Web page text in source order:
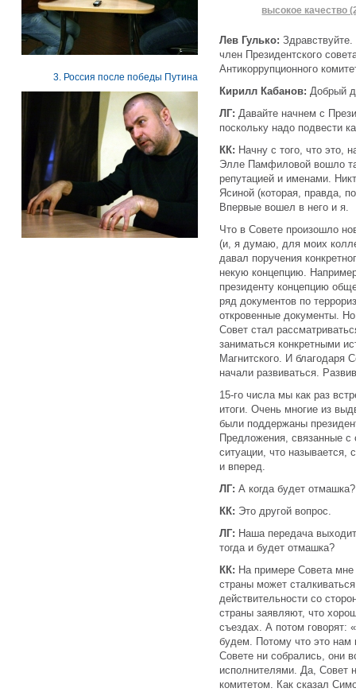
3. Россия после победы Путина
высокое качество
Лев Гулько:
член Президентского
Антикоррупционного
Кирилл Кабанов: Добрый
ЛГ: Давайте начнем с
поскольку надо подвести
КК: Начну с того, что это,
Элле Памфиловой вошло
репутацией и именами.
Ясиной (которая, правда,
Впервые вошел в него и я.
Что в Совете произошло
(и, я думаю, для моих
давал поручения
некую концепцию.
президенту концепцию
ряд документов по
откровенные документы.
Совет стал
заниматься конкретными
Магнитского. И благодаря
начали развиваться.
15-го числа мы как раз
итоги. Очень многие из
были поддержаны
Предложения, связанные
ситуации, что
и вперед.
ЛГ: А когда будет отмашка?
КК: Это другой вопрос.
ЛГ: Наша передача
тогда и будет отмашка?
КК: На примере Совета мне
страны может
действительности со
страны заявляют, что
съездах. А потом говорят:
будем. Потому что это нам
Совете ни собрались, они
исполнителями. Да, Совет
комитетом. Как сказал